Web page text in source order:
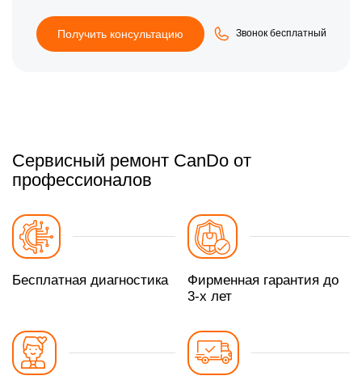
Получить консультацию Звонок бесплатный
Сервисный ремонт CanDo от
профессионалов
Бесплатная диагностика
Фирменная гарантия до
3-х лет